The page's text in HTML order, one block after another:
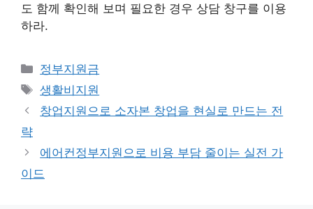
도 함께 확인해 보며 필요한 경우 상담 창구를 이용
하라.
카
테
고
리
정부지원금
태
그
생활비지원
창업지원으로 소자본 창업을 현실로 만드는 전
략
에어컨정부지원으로 비용 부담 줄이는 실전 가
이드